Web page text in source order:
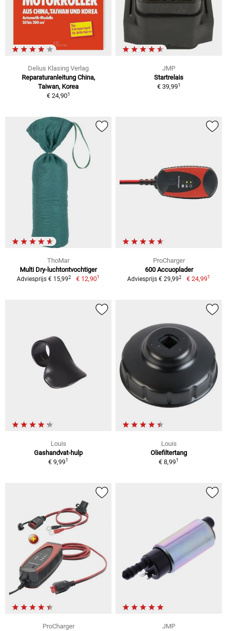
Delius Klasing Verlag
Reparaturanleitung China,
Taiwan, Korea
€ 24,901
JMP
Startrelais
€ 39,991
ThoMar
Multi Dry-luchtontvochtiger
Adviesprijs € 15,992 € 12,901
ProCharger
600 Accuoplader
Adviesprijs € 29,992 € 24,991
Louis
Gashandvat-hulp
€ 9,991
Louis
Oliefiltertang
€ 8,991
ProCharger
JMP